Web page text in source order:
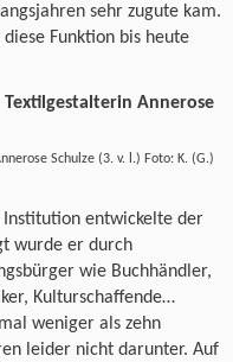
sehr zugute kam.
Funktion bis heute
Schulze (3. v. l.) Foto: K. (G.)
Institution entwickelte der
wurde er durch
wie Buchhändler,
Kulturschaffende…
weniger als zehn
leider nicht darunter. Auf